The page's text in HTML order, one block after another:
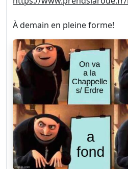
À demain en pleine forme!